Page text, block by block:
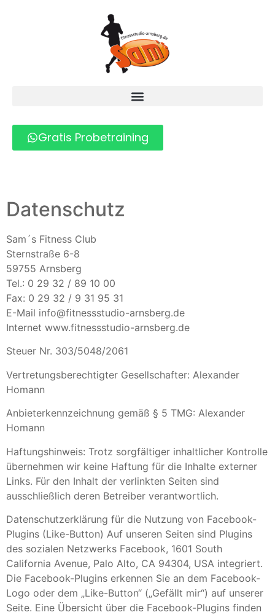
Gratis Probetraining
Datenschutz
Sam´s Fitness Club
Sternstraße 6-8
59755 Arnsberg
Tel.: 0 29 32 / 89 10 00
Fax: 0 29 32 / 9 31 95 31
E-Mail info@fitnessstudio-arnsberg.de
Internet www.fitnessstudio-arnsberg.de
Steuer Nr. 303/5048/2061
Vertretungsberechtigter Gesellschafter: Alexander
Homann
Anbieterkennzeichnung gemäß § 5 TMG: Alexander
Homann
Haftungshinweis: Trotz sorgfältiger inhaltlicher Kontrolle
übernehmen wir keine Haftung für die Inhalte externer
Links. Für den Inhalt der verlinkten Seiten sind
ausschließlich deren Betreiber verantwortlich.
Datenschutzerklärung für die Nutzung von Facebook-
Plugins (Like-Button) Auf unseren Seiten sind Plugins
des sozialen Netzwerks Facebook, 1601 South
California Avenue, Palo Alto, CA 94304, USA integriert.
Die Facebook-Plugins erkennen Sie an dem Facebook-
Logo oder dem „Like-Button“ („Gefällt mir“) auf unserer
Seite. Eine Übersicht über die Facebook-Plugins finden